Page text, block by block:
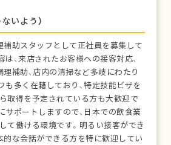
いよう）
補助スタッフとして正社員を募集して
は、来店されたお客様への接客対応、
理補助、店内の清掃など多岐にわたり
も多く在籍しており、特定技能ビザを
取得を予定されている方も大歓迎で
サポートしますので、日本での飲食業
て働ける環境です。明るい接客ができ
的な会話ができる方を特に歓迎してい